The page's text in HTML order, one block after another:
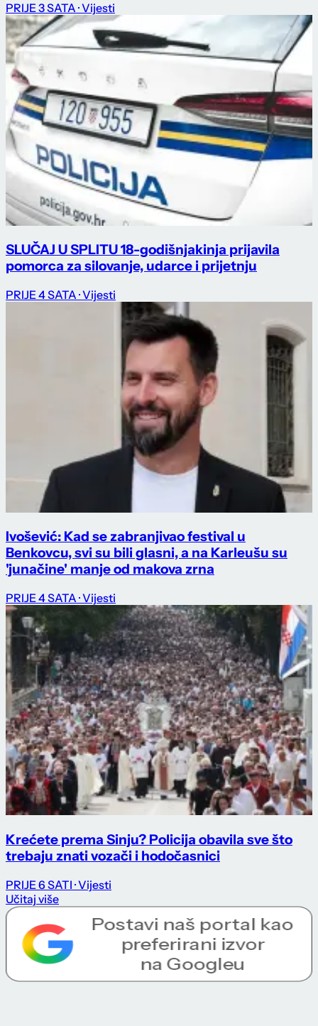
PRIJE 3 SATA · Vijesti
SLUČAJ U SPLITU 18-godišnjakinja prijavila
pomorca za silovanje, udarce i prijetnju
PRIJE 4 SATA · Vijesti
Ivošević: Kad se zabranjivao festival u
Benkovcu, svi su bili glasni, a na Karleušu su
'junačine' manje od makova zrna
PRIJE 4 SATA · Vijesti
Krećete prema Sinju? Policija obavila sve što
trebaju znati vozači i hodočasnici
PRIJE 6 SATI · Vijesti
Učitaj više